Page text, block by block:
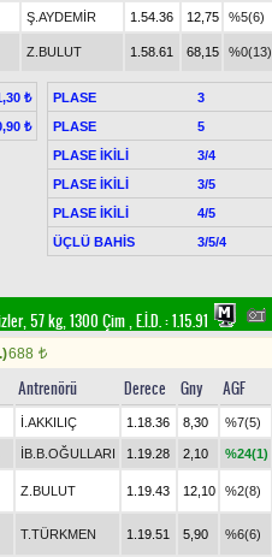
Ş.AYDEMİR 1.54.36 12,75 %5(6)
Z.BULUT 1.58.61 68,15 %0(13)
₺
₺
PLASE 3
PLASE
5
PLASE İKİLİ
3/4
PLASE İKİLİ
3/5
PLASE İKİLİ
4/5
ÜÇLÜ BAHİS
3/5/4
57 kg, 1300 Çim,E.İ.D. :1.15.91
688 t
Antrenörü Derece Gny AGF
İ.AKKILIÇ 1.18.36 8,30 %7(5)
İB.B.OĞULLARI 1.19.28 2,10 %24(1)
Z.BULUT 1.19.43 12,10 %2(8)
T.TÜRKMEN 1.19.51 5,90 %6(6)